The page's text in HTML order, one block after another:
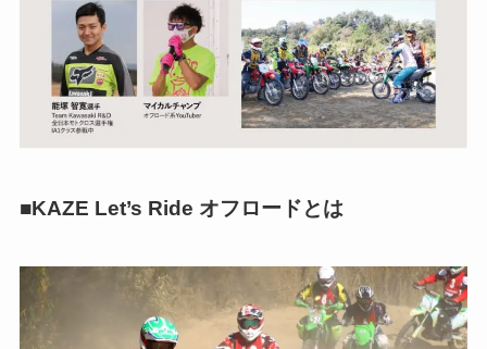
■KAZE Let’s Ride オフロードとは